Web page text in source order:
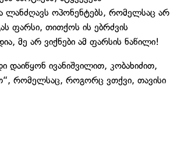
ლანძღავს ოპონენტებს, რომელსაც არ
ფარსი, თითქოს ის ებრძვის
მე არ ვიქნები ამ ფარსის ნაწილი!
დაიწყონ ივანიშვილით, კობახიძით,
რომელსაც, როგორც ვთქვი, თავისი